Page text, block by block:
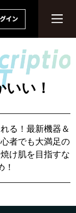
い！
る！最新機器＆
者でも大満足の
け肌を目指すな
！